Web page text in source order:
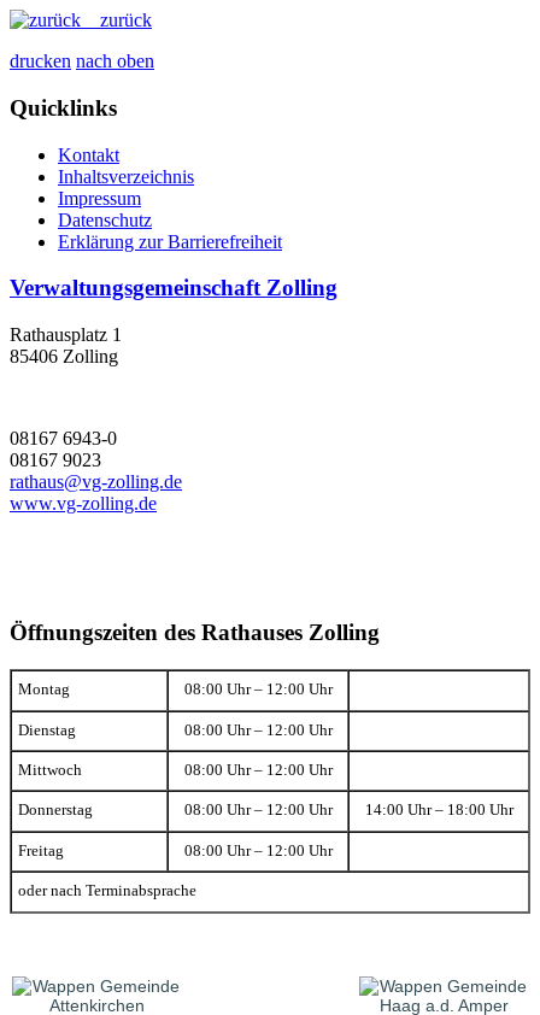
zurück
drucken nach oben
Quicklinks
Kontakt
Inhaltsverzeichnis
Impressum
Datenschutz
Erklärung zur Barrierefreiheit
Verwaltungsgemeinschaft Zolling
Rathausplatz 1
85406 Zolling
08167 6943-0
08167 9023
rathaus@vg-zolling.de
www.vg-zolling.de
Öffnungszeiten des Rathauses Zolling
Montag 08:00 Uhr – 12:00 Uhr
Dienstag 08:00 Uhr – 12:00 Uhr
Mittwoch 08:00 Uhr – 12:00 Uhr
Donnerstag 08:00 Uhr – 12:00 Uhr 14:00 Uhr – 18:00 Uhr
Freitag 08:00 Uhr – 12:00 Uhr
oder nach Terminabsprache